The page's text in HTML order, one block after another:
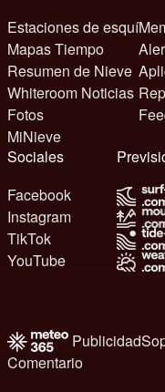
Estaciones de esquí
Mapas Tiempo
Resumen de Nieve
Whiteroom Noticias
Fotos
MiNieve
Sociales
Facebook
Instagram
TikTok
YouTube
Publicidad
Comentario